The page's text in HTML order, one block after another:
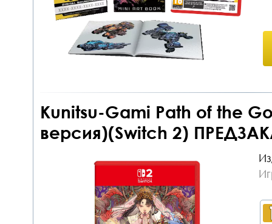
Kunitsu-Gami Path of the
версия)(Switch 2)